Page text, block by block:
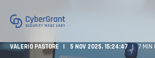
VALERIO PASTORE 5 NOV 2025, 15:24:47 7 MIN